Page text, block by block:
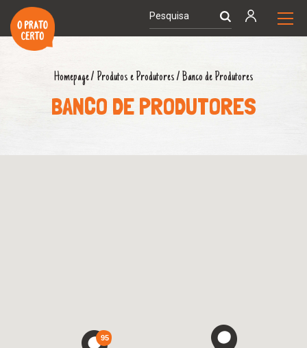
Homepage/ Produtos e Produtores/ Banco de Produtores
BANCO DE PRODUTORES
95